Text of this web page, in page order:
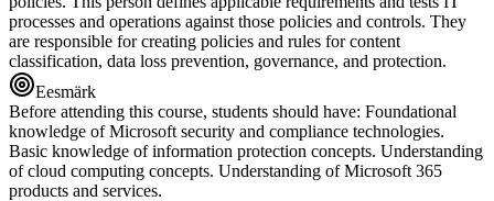
processes and operations against those policies and controls. They
are responsible for creating policies and rules for content
classification, data loss prevention, governance, and protection.
Eesmärk
Before attending this course, students should have: Foundational
knowledge of Microsoft security and compliance technologies.
Basic knowledge of information protection concepts. Understanding
of cloud computing concepts. Understanding of Microsoft 365
products and services.